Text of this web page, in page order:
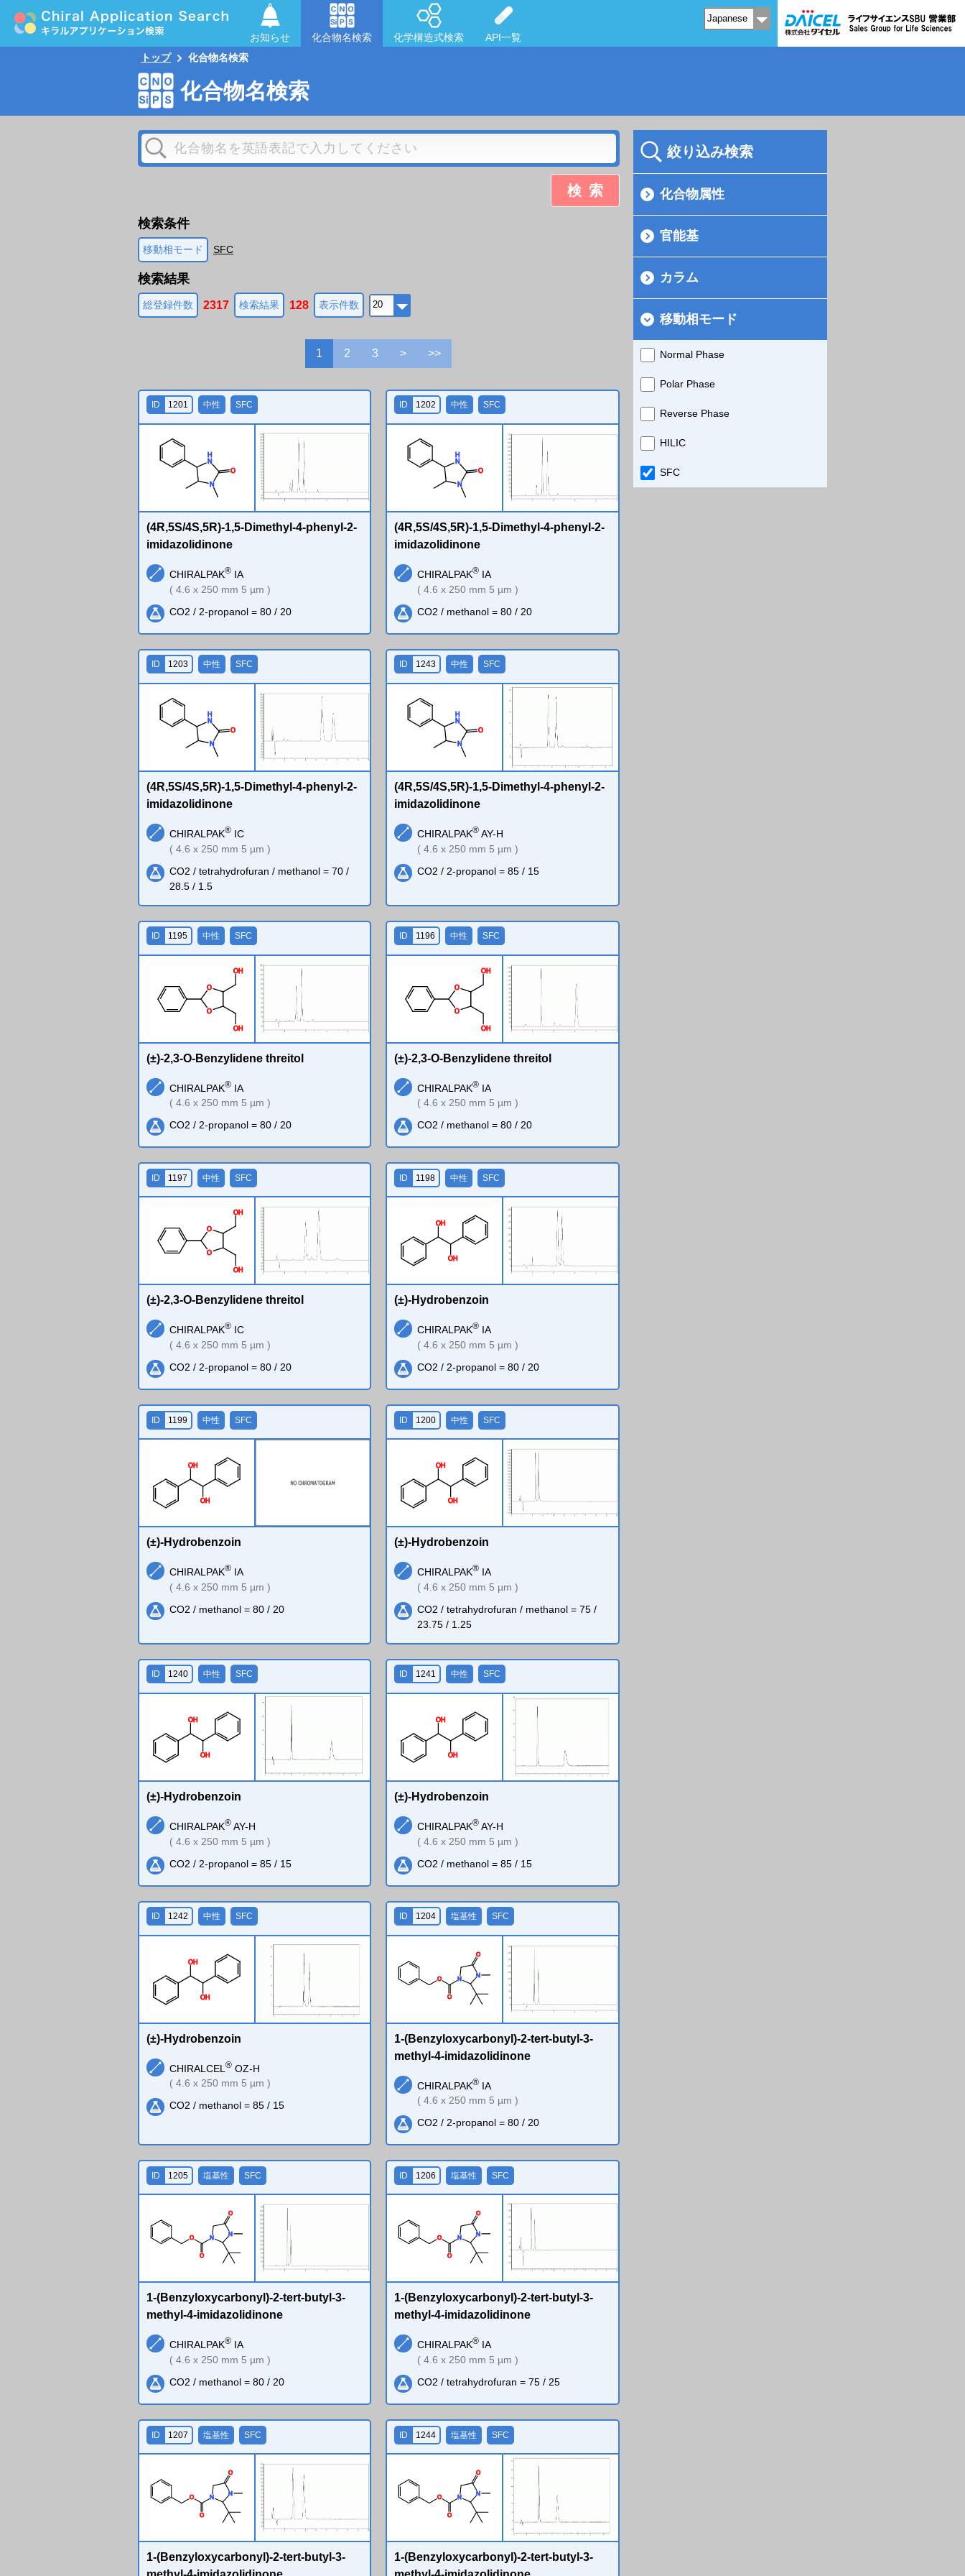
お知らせ 化合物名検索 化学構造式検索
API一覧
トップ
化合物名検索
化合物名検索
検索
検索条件
移動相モード SFC
検索結果
総登録件数 2317 検索結果 128 表示件数
1 2 3 > >>
N
N
H
O
ID 1201 中性 SFC
(4R,5S/4S,5R)-1,5-Dimethyl-4-phenyl-2-
imidazolidinone
CHIRALPAK® IA
( 4.6 x 250 mm 5 µm )
CO2 / 2-propanol = 80 / 20
N
N
H
O
ID 1202 中性 SFC
(4R,5S/4S,5R)-1,5-Dimethyl-4-phenyl-2-
imidazolidinone
CHIRALPAK® IA
( 4.6 x 250 mm 5 µm )
CO2 / methanol = 80 / 20
N
N
H
O
ID 1203 中性 SFC
(4R,5S/4S,5R)-1,5-Dimethyl-4-phenyl-2-
imidazolidinone
CHIRALPAK® IC
( 4.6 x 250 mm 5 µm )
CO2 / tetrahydrofuran / methanol = 70 /
28.5 / 1.5
N
N
H
O
ID 1243 中性 SFC
(4R,5S/4S,5R)-1,5-Dimethyl-4-phenyl-2-
imidazolidinone
CHIRALPAK® AY-H
( 4.6 x 250 mm 5 µm )
CO2 / 2-propanol = 85 / 15
O
O
OH
OH
ID 1195 中性 SFC
(±)-2,3-O-Benzylidene threitol
CHIRALPAK® IA
( 4.6 x 250 mm 5 µm )
CO2 / 2-propanol = 80 / 20
O
O
OH
OH
ID 1196 中性 SFC
(±)-2,3-O-Benzylidene threitol
CHIRALPAK® IA
( 4.6 x 250 mm 5 µm )
CO2 / methanol = 80 / 20
O
O
OH
OH
ID 1197 中性 SFC
(±)-2,3-O-Benzylidene threitol
CHIRALPAK® IC
( 4.6 x 250 mm 5 µm )
CO2 / 2-propanol = 80 / 20
OH
OH
ID 1198 中性 SFC
(±)-Hydrobenzoin
CHIRALPAK® IA
( 4.6 x 250 mm 5 µm )
CO2 / 2-propanol = 80 / 20
OH
OH
ID 1199 中性 SFC
(±)-Hydrobenzoin
CHIRALPAK® IA
( 4.6 x 250 mm 5 µm )
CO2 / methanol = 80 / 20
OH
OH
ID 1200 中性 SFC
(±)-Hydrobenzoin
CHIRALPAK® IA
( 4.6 x 250 mm 5 µm )
CO2 / tetrahydrofuran / methanol = 75 /
23.75 / 1.25
OH
OH
ID 1240 中性 SFC
(±)-Hydrobenzoin
CHIRALPAK® AY-H
( 4.6 x 250 mm 5 µm )
CO2 / 2-propanol = 85 / 15
OH
OH
ID 1241 中性 SFC
(±)-Hydrobenzoin
CHIRALPAK® AY-H
( 4.6 x 250 mm 5 µm )
CO2 / methanol = 85 / 15
OH
OH
ID 1242 中性 SFC
(±)-Hydrobenzoin
CHIRALCEL ® OZ-H
( 4.6 x 250 mm 5 µm )
CO2 / methanol = 85 / 15
O
O
N
N
O
ID 1204 塩基性 SFC
1-(Benzyloxycarbonyl)-2-tert-butyl-3-
methyl-4-imidazolidinone
CHIRALPAK® IA
( 4.6 x 250 mm 5 µm )
CO2 / 2-propanol = 80 / 20
O
O
N
N
O
ID 1205 塩基性 SFC
1-(Benzyloxycarbonyl)-2-tert-butyl-3-
methyl-4-imidazolidinone
CHIRALPAK® IA
( 4.6 x 250 mm 5 µm )
CO2 / methanol = 80 / 20
O
O
N
N
O
ID 1206 塩基性 SFC
1-(Benzyloxycarbonyl)-2-tert-butyl-3-
methyl-4-imidazolidinone
CHIRALPAK® IA
( 4.6 x 250 mm 5 µm )
CO2 / tetrahydrofuran = 75 / 25
O
O
N
N
O
ID 1207 塩基性 SFC
1-(Benzyloxycarbonyl)-2-tert-butyl-3-
O
O
N
N
O
ID 1244 塩基性 SFC
1-(Benzyloxycarbonyl)-2-tert-butyl-3-
絞り込み検索
化合物属性
官能基
カラム
移動相モード
Normal Phase
Polar Phase
Reverse Phase
HILIC
SFC